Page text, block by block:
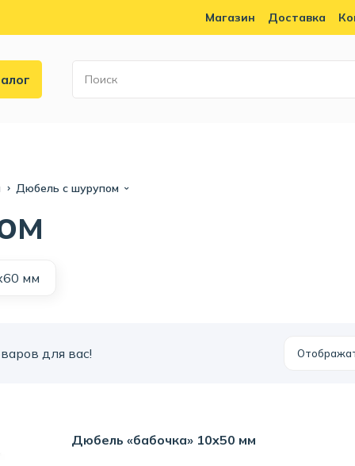
Магазин Доставка
Дюбель с шурупом
мм
для вас!
Дюбель «бабочка» 10x50 мм